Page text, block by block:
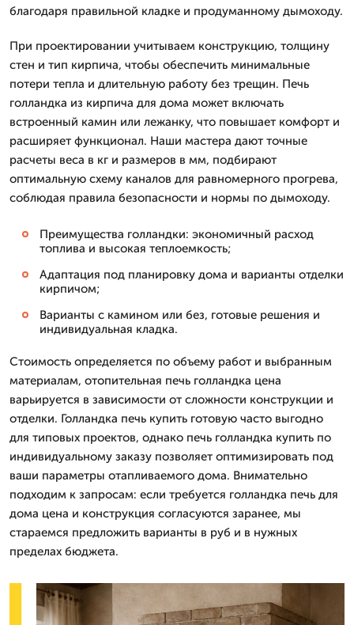
благодаря правильной кладке и продуманному дымоходу.
При проектировании учитываем конструкцию, толщину
стен и тип кирпича, чтобы обеспечить минимальные
потери тепла и длительную работу без трещин. Печь
голландка из кирпича для дома может включать
встроенный камин или лежанку, что повышает комфорт и
расширяет функционал. Наши мастера дают точные
расчеты веса в кг и размеров в мм, подбирают
оптимальную схему каналов для равномерного прогрева,
соблюдая правила безопасности и нормы по дымоходу.
Преимущества голландки: экономичный расход
топлива и высокая теплоемкость;
Адаптация под планировку дома и варианты отделки
кирпичом;
Варианты с камином или без, готовые решения и
индивидуальная кладка.
Стоимость определяется по объему работ и выбранным
материалам, отопительная печь голландка цена
варьируется в зависимости от сложности конструкции и
отделки. Голландка печь купить готовую часто выгодно
для типовых проектов, однако печь голландка купить по
индивидуальному заказу позволяет оптимизировать под
ваши параметры отапливаемого дома. Внимательно
подходим к запросам: если требуется голландка печь для
дома цена и конструкция согласуются заранее, мы
стараемся предложить варианты в руб и в нужных
пределах бюджета.